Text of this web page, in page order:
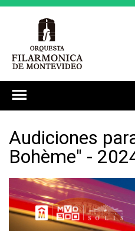
Audiciones
Bohème" -